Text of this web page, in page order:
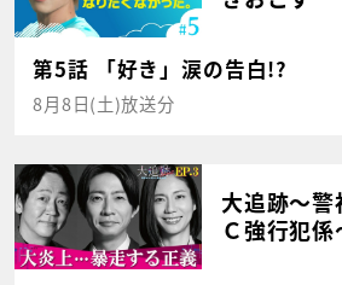
第5話 「好き」涙の告白!?
8月8日(土)放送分
大追跡～警
Ｃ強行犯